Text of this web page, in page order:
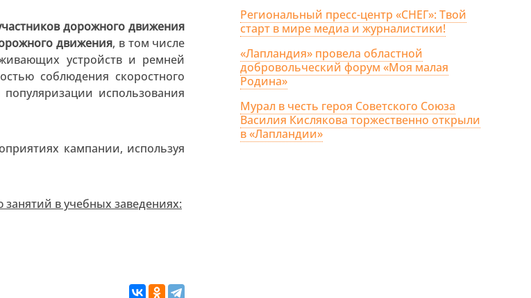
дорожного движения
движения, в том числе
устройств и ремней
соблюдения скоростного
использования
кампании, используя
в учебных заведениях:
Региональный пресс-центр «СНЕГ»: Твой
старт в мире медиа и журналистики!
«Лапландия» провела областной
добровольческий форум «Моя малая
Родина»
Мурал в честь героя Советского Союза
Василия Кислякова торжественно открыли
в «Лапландии»